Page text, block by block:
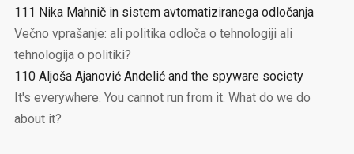
111 Nika Mahnič in sistem avtomatiziranega odločanja
Večno vprašanje: ali politika odloča o tehnologiji ali
tehnologija o politiki?
110 Aljoša Ajanović Andelić and the spyware society
It's everywhere. You cannot run from it. What do we do
about it?